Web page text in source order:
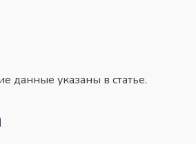
данные указаны в статье.